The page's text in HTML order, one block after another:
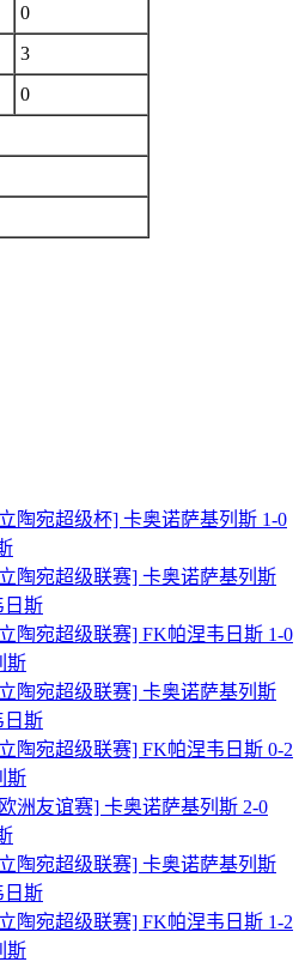
0
3
0
立陶宛超级杯] 卡奥诺萨基列斯 1-0
立陶宛超级联赛] 卡奥诺萨基列斯
日斯
立陶宛超级联赛] FK帕涅韦日斯 1-0
斯
立陶宛超级联赛] 卡奥诺萨基列斯
日斯
立陶宛超级联赛] FK帕涅韦日斯 0-2
斯
洲友谊赛] 卡奥诺萨基列斯 2-0
立陶宛超级联赛] 卡奥诺萨基列斯
日斯
立陶宛超级联赛] FK帕涅韦日斯 1-2
斯